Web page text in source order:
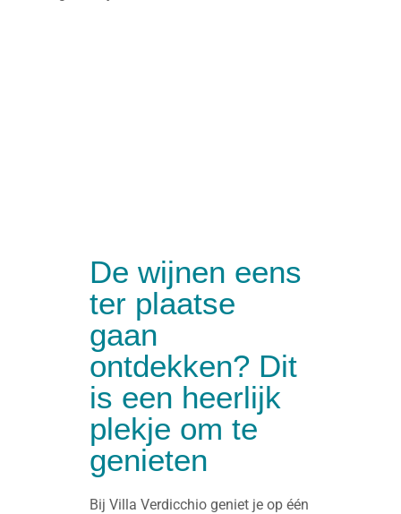
De wijnen eens
ter plaatse
gaan
ontdekken? Dit
is een heerlijk
plekje om te
genieten
Bij Villa Verdicchio geniet je op één